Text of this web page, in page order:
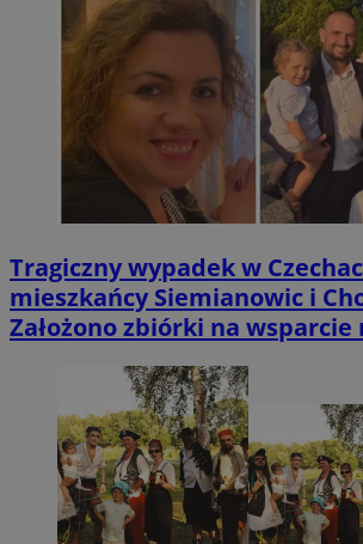
Tragiczny wypadek w
mieszkańcy Siemianowic i
Założono zbiórki na wsparcie